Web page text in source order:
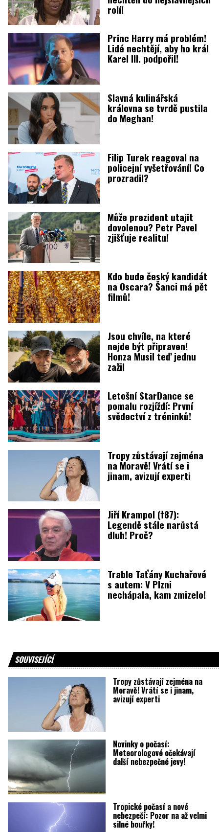
rolí!
Princ Harry má problém!
Lidé nechtějí, aby ho král
Karel III. podpořil!
Slavná kulinářská
královna se tvrdě pustila
do Meghan!
Filip Turek reagoval na
policejní vyšetřování! Co
prozradil?
Může prezident utajit
dovolenou? Petr Pavel
zjišťuje realitu!
Kdo bude český kandidát
na Oscara? Šanci má pět
filmů!
Jsou chvíle, na které
nejde být připraven!
Honza Musil teď jednu
zažil
Letošní StarDance se
pomalu rozjíždí: První
svědectví z tréninků!
Tropy zůstávají zejména
na Moravě! Vrátí se i
jinam, avizují experti
Jiří Krampol (†87):
Legendě stále narůstá
dluh! Proč?
Trable Taťány Kuchařové
s autem: V Plzni
nechápala, kam zmizelo!
SOUVISEJÍCÍ
Tropy zůstávají zejména na
Moravě! Vrátí se i jinam,
avizují experti
Novinky o počasí:
Meteorologové očekávají
další nebezpečné jevy!
Tropické počasí a nové
nebezpečí: Pozor na až velmi
silné bouřky!